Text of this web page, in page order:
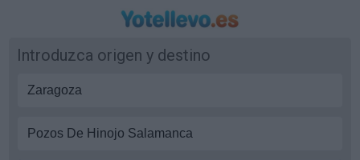
Introduzca origen y destino